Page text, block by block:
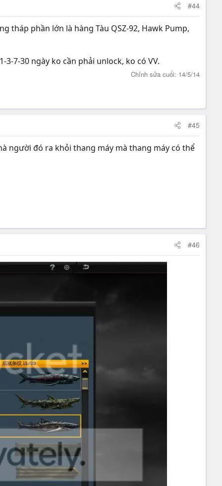
#44
tháp phần lớn là hàng Tàu QSZ-92, Hawk Pump,
7-30 ngày ko cần phải unlock, ko có VV.
Chỉnh sửa cuối: 14/5/14
#45
người đó ra khỏi thang máy mà thang máy có thể
#46